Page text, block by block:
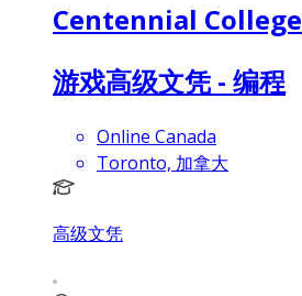
Centennial College
游戏高级文凭 - 编程
Online Canada
Toronto, 加拿大
高级文凭